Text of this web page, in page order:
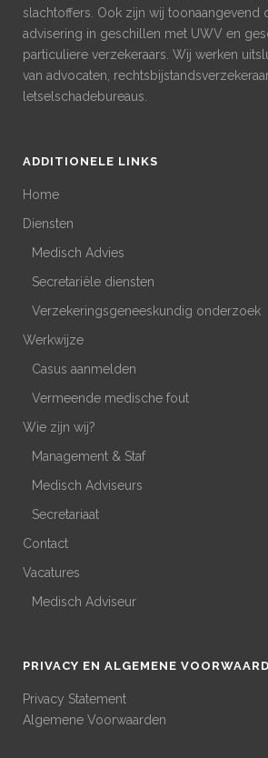
slachtoffers. Ook zijn wij toonaangevend
advisering in geschillen met UWV en
particuliere verzekeraars. Wij werken
van advocaten,
letselschadebureaus.
ADDITIONELE LINKS
Home
Diensten
Medisch Advies
Secretariële diensten
Verzekeringsgeneeskundig onderzoek
Werkwijze
Casus aanmelden
Vermeende medische fout
Wie zijn wij?
Management & Staf
Medisch Adviseurs
Secretariaat
Contact
Vacatures
Medisch Adviseur
PRIVACY EN ALGEMENE
Privacy Statement
Algemene Voorwaarden